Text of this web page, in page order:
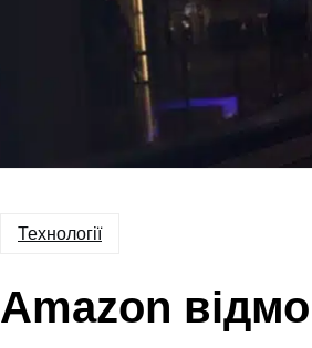
Технології
Amazon